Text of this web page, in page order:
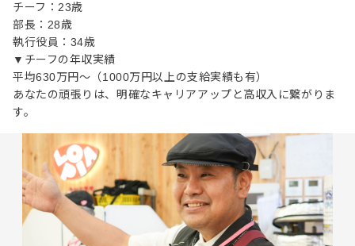
チーフ：23歳
部長：28歳
執行役員：34歳
▼チーフの年収実績
平均630万円～（1000万円以上の支給実績も有）
あなたの頑張りは、明確なキャリアアップと高収入に繋がりま
す。